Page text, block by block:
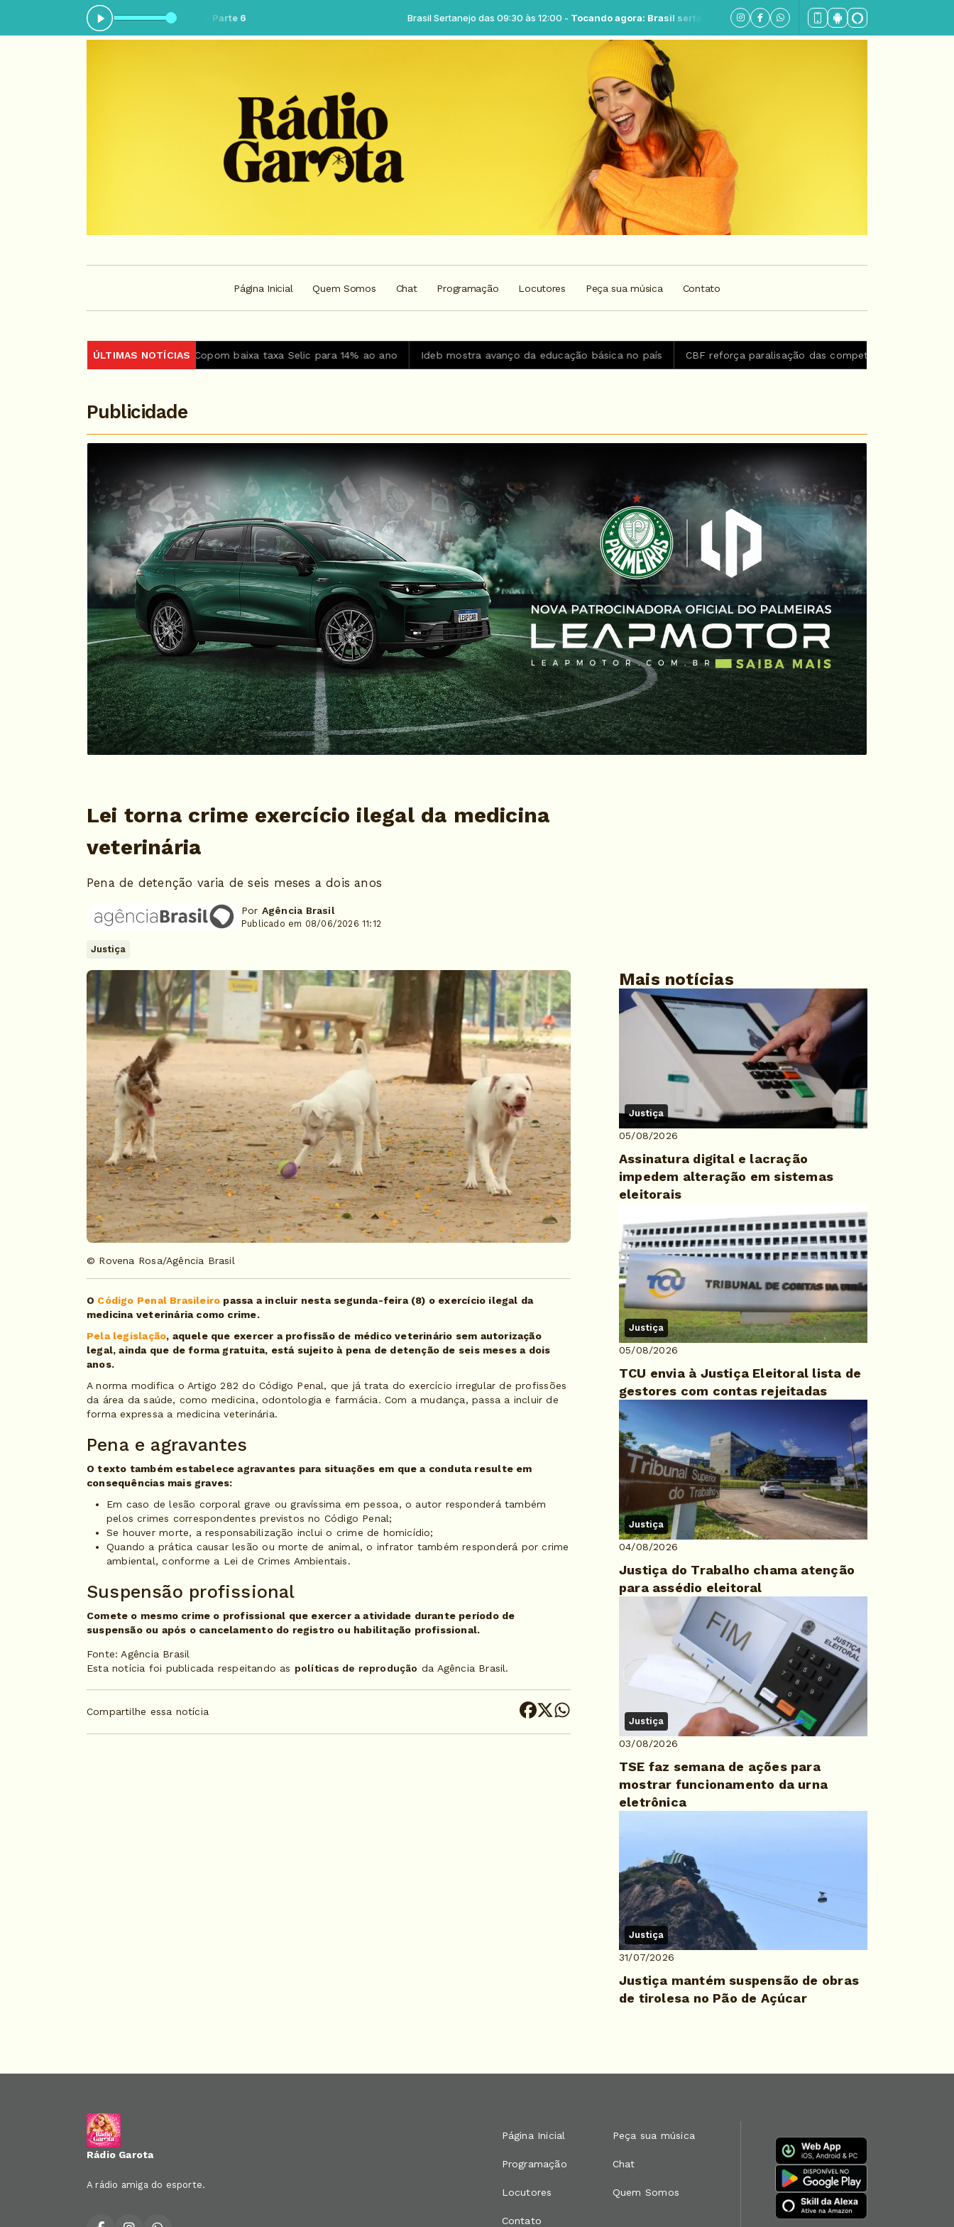
agora: Brasil sertanejo - Parte 6 Brasil Sertanejo das 09:30 às 12:00 -Tocando agora: Brasil sertanejo - Parte 6
Página Inicial Quem Somos Chat Programação Locutores Peça sua música Contato
ÚLTIMAS NOTÍCIAS
Em nova redução, Copom baixa taxa Selic para 14% ao ano Ideb mostra avanço da educação básica no país CBF reforça paralisação das competições durante Copa Feminina em
Publicidade
Lei torna crime exercício ilegal da medicina
veterinária
Pena de detenção varia de seis meses a dois anos
Por Agência Brasil
Publicado em 08/06/2026 11:12
Justiça
© Rovena Rosa/Agência Brasil
O Código Penal Brasileiro passa a incluir nesta segunda-feira (8) o exercício ilegal da
medicina veterinária como crime.
Pela legislação, aquele que exercer a profissão de médico veterinário sem autorização
legal, ainda que de forma gratuita, está sujeito à pena de detenção de seis meses a dois
anos.
A norma modifica o Artigo 282 do Código Penal, que já trata do exercício irregular de profissões
da área da saúde, como medicina, odontologia e farmácia. Com a mudança, passa a incluir de
forma expressa a medicina veterinária.
Pena e agravantes
O texto também estabelece agravantes para situações em que a conduta resulte em
consequências mais graves:
Em caso de lesão corporal grave ou gravíssima em pessoa, o autor responderá também
pelos crimes correspondentes previstos no Código Penal;
Se houver morte, a responsabilização inclui o crime de homicídio;
Quando a prática causar lesão ou morte de animal, o infrator também responderá por crime
ambiental, conforme a Lei de Crimes Ambientais.
Suspensão profissional
Comete o mesmo crime o profissional que exercer a atividade durante período de
suspensão ou após o cancelamento do registro ou habilitação profissional.
Fonte: Agência Brasil
Esta notícia foi publicada respeitando as políticas de reprodução da Agência Brasil.
Compartilhe essa notícia
Mais notícias
Justiça
05/08/2026
Assinatura digital e lacração
impedem alteração em sistemas
eleitorais
Justiça
05/08/2026
TCU envia à Justiça Eleitoral lista de
gestores com contas rejeitadas
Justiça
04/08/2026
Justiça do Trabalho chama atenção
para assédio eleitoral
Justiça
03/08/2026
TSE faz semana de ações para
mostrar funcionamento da urna
eletrônica
Justiça
31/07/2026
Justiça mantém suspensão de obras
de tirolesa no Pão de Açúcar
Rádio Garota
A rádio amiga do esporte.
Página Inicial
Programação
Locutores
Contato
Peça sua música
Chat
Quem Somos